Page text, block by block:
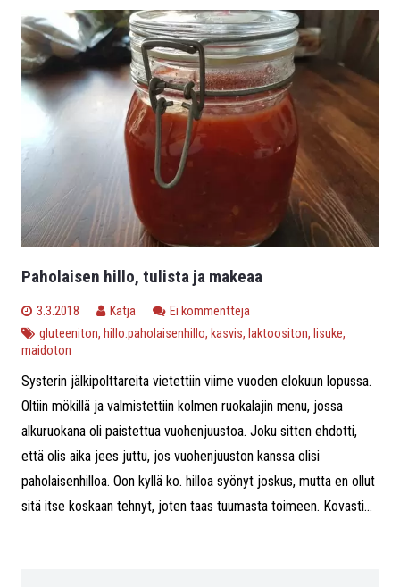
Paholaisen hillo, tulista ja makeaa
3.3.2018 Katja
Ei kommentteja
gluteeniton, hillo.paholaisenhillo, kasvis, laktoositon, lisuke,
maidoton
Systerin jälkipolttareita vietettiin viime vuoden elokuun lopussa.
Oltiin mökillä ja valmistettiin kolmen ruokalajin menu, jossa
alkuruokana oli paistettua vuohenjuustoa. Joku sitten ehdotti,
että olis aika jees juttu, jos vuohenjuuston kanssa olisi
paholaisenhilloa. Oon kyllä ko. hilloa syönyt joskus, mutta en ollut
sitä itse koskaan tehnyt, joten taas tuumasta toimeen. Kovasti...